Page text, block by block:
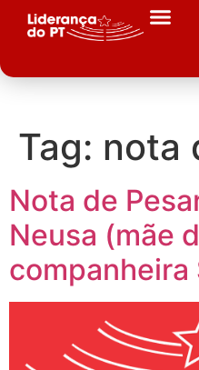
Tag: nota
Nota de
Neusa (mãe
companheira